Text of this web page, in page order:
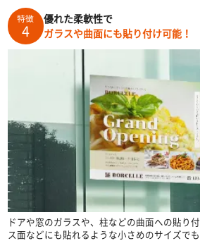
特徴
4
優れた柔軟性で
ガラスや曲面にも貼り付け可能！
ドアや窓のガラスや、柱などの曲面への貼り
ス面などにも貼れるような小さめのサイズで